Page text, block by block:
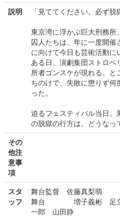
説明 「見ててください。必ず脱
東京湾に浮かぶ巨大刑務所
囚人たちは、年に一度開催
に向けて今日も芸術活動に
ある日、演劇集団ストロベ
所者ゴンスケが現れる。と
ちのけで、失敗に懲りず何
った。
迫るフェスティバル当日。
の脱獄の行方は、どうな
その
他注
意事
項
スタ
ッフ
舞台監督 佐藤真梨萌
舞台 増子義彬 足立
一郎 山田静